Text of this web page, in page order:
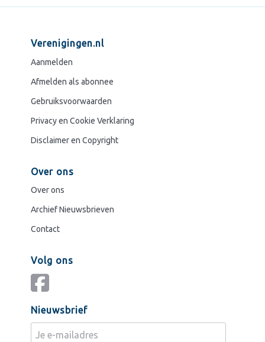
Verenigingen.nl
Aanmelden
Afmelden als abonnee
Gebruiksvoorwaarden
Privacy en Cookie Verklaring
Disclaimer en Copyright
Over ons
Over ons
Archief Nieuwsbrieven
Contact
Volg ons
Nieuwsbrief